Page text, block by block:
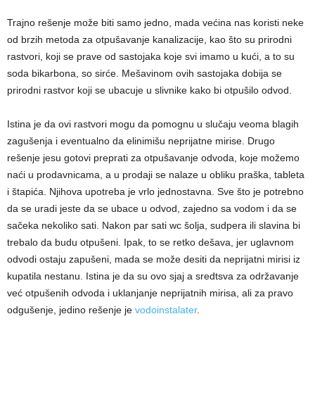
Trajno rešenje može biti samo jedno, mada većina nas koristi neke
od brzih metoda za otpušavanje kanalizacije, kao što su prirodni
rastvori, koji se prave od sastojaka koje svi imamo u kući, a to su
soda bikarbona, so sirće. Mešavinom ovih sastojaka dobija se
prirodni rastvor koji se ubacuje u slivnike kako bi otpušilo odvod.
Istina je da ovi rastvori mogu da pomognu u slučaju veoma blagih
zagušenja i eventualno da elinimišu neprijatne mirise. Drugo
rešenje jesu gotovi preprati za otpušavanje odvoda, koje možemo
naći u prodavnicama, a u prodaji se nalaze u obliku praška, tableta
i štapića. Njihova upotreba je vrlo jednostavna. Sve što je potrebno
da se uradi jeste da se ubace u odvod, zajedno sa vodom i da se
sačeka nekoliko sati. Nakon par sati wc šolja, sudpera ili slavina bi
trebalo da budu otpušeni. Ipak, to se retko dešava, jer uglavnom
odvodi ostaju zapušeni, mada se može desiti da neprijatni mirisi iz
kupatila nestanu. Istina je da su ovo sjaj a sredtsva za održavanje
već otpušenih odvoda i uklanjanje neprijatnih mirisa, ali za pravo
odgušenje, jedino rešenje je vodoinstalater.